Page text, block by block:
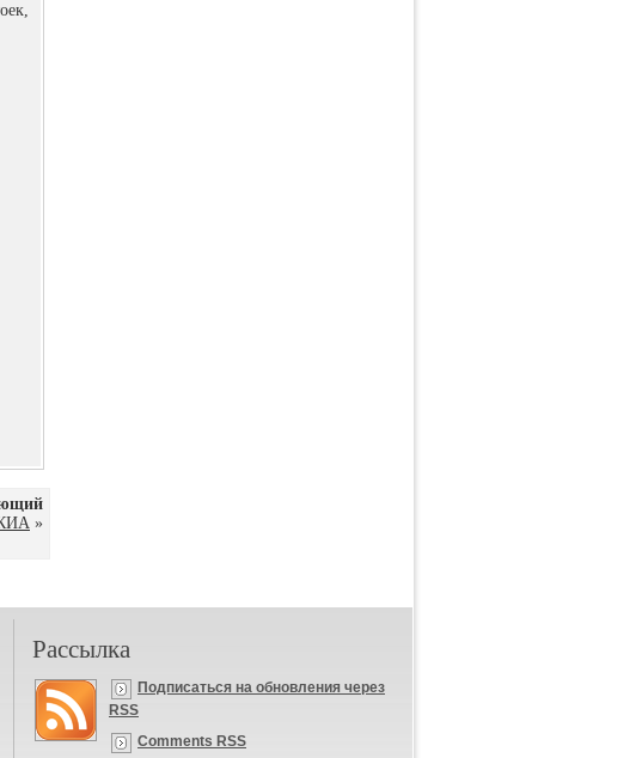
КИА »
Рассылка
Подписаться на обновления через
RSS
Comments RSS